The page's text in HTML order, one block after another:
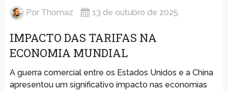
Por Thomaz 13 de outubro de 2025
IMPACTO DAS TARIFAS NA
ECONOMIA MUNDIAL
A guerra comercial entre os Estados Unidos e a China
apresentou um significativo impacto nas economias